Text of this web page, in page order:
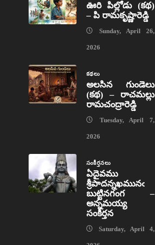
ఊరి పిల్లోడు (కథ)
– పి రామకృష్ణారెడ్డి
Sunday, April 26,
2026
కథలు
అలసిన గుండెలు
(కథ) – రాచమల్లు
రామచంద్రారెడ్డి
Tuesday, April 7,
2026
సంకీర్తనలు
ఏదైవము
శ్రీపాదన్నఖమునఁ
బుట్టినగంగ –
అన్నమయ్య
సంకీర్తన
Saturday, April 4,